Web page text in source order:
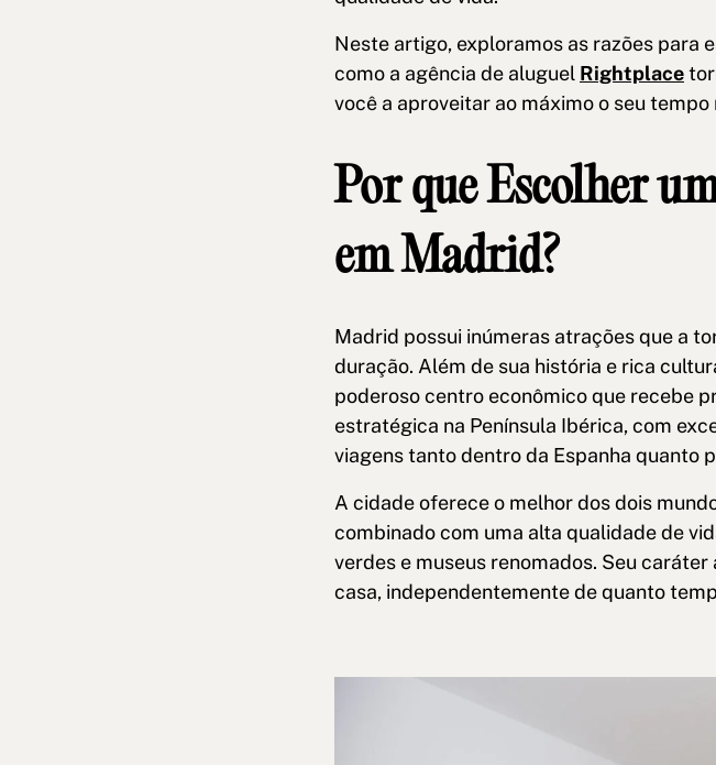
Neste artigo, exploramos as razões para
como a agência de aluguel Rightplace
você a aproveitar ao máximo o seu tempo
Por que Escolher
em Madrid?
Madrid possui inúmeras atrações que a
duração. Além de sua história e rica
poderoso centro econômico que recebe
estratégica na Península Ibérica, com
viagens tanto dentro da Espanha quanto
A cidade oferece o melhor dos dois
combinado com uma alta qualidade de
verdes e museus renomados. Seu
casa, independentemente de quanto